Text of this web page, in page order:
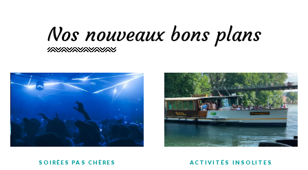
Nos nouveaux bons plans
SOIRÉES PAS CHÈRES ACTIVITÉS INSOLITES